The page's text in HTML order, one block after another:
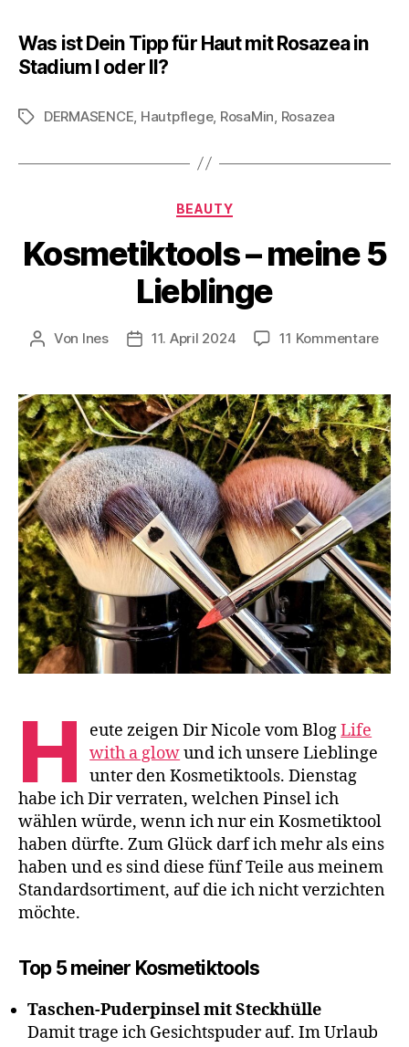
Was ist Dein Tipp für Haut mit Rosazea in
Stadium I oder II?
Schlagwörter
DERMASENCE, Hautpflege, RosaMin, Rosazea
Kategorien
BEAUTY
Kosmetiktools – meine 5
Lieblinge
Beitragsautor
Von Ines Veröffentlichungsdatum
11. April 2024 11 Kommentarezu
5
H eute zeigen Dir Nicole vom BlogLife
with a glowund ich unsere Lieblinge
unter den Kosmetiktools. Dienstag
habe ich Dir verraten, welchen Pinsel ich
wählen würde, wenn ich nur ein Kosmetiktool
haben dürfte. Zum Glück darf ich mehr als eins
haben und es sind diese fünf Teile aus meinem
Standardsortiment, auf die ich nicht verzichten
möchte.
Top 5 meiner Kosmetiktools
Taschen-Puderpinsel mit Steckhülle
Damit trage ich Gesichtspuder auf. Im Urlaub